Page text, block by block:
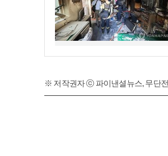
※ 저작권자 ⓒ 파이낸셜뉴스, 무단전